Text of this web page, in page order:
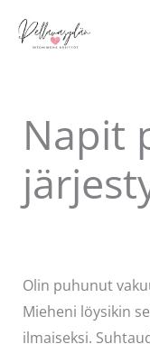
sisältöön
Napit
Olin puhunut
Mieheni löysikin
ilmaiseksi.